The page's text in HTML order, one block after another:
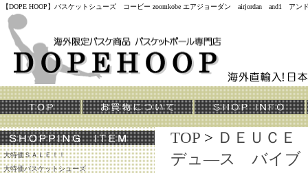
【DOPE HOOP】バスケットシューズ コービー zoomkobe エアジョーダン airjordan and1
大特価ＳＡＬＥ！！
大特価バスケットシューズ
TOP > ＤＥＵＣ
デュ―ス バイブ